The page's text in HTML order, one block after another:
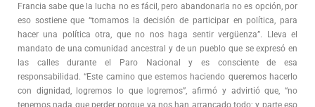
Francia sabe que la lucha no es fácil, pero abandonarla no es opción, por
eso sostiene que “tomamos la decisión de participar en política, para
hacer una política otra, que no nos haga sentir vergüenza”. Lleva el
mandato de una comunidad ancestral y de un pueblo que se expresó en
las calles durante el Paro Nacional y es consciente de esa
responsabilidad. “Este camino que estemos haciendo queremos hacerlo
con dignidad, logremos lo que logremos”, afirmó y advirtió que, “no
tenemos nada que perder porque ya nos han arrancado todo; y parte eso